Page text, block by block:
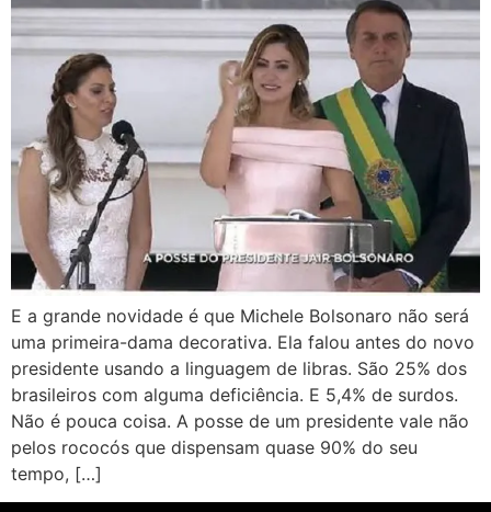
E a grande novidade é que Michele Bolsonaro não será
uma primeira-dama decorativa. Ela falou antes do novo
presidente usando a linguagem de libras. São 25% dos
brasileiros com alguma deficiência. E 5,4% de surdos.
Não é pouca coisa. A posse de um presidente vale não
pelos rococós que dispensam quase 90% do seu
tempo, […]